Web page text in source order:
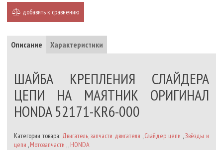
добавить к сравнению
Описание Характеристики
ШАЙБА КРЕПЛЕНИЯ СЛАЙДЕРА
ЦЕПИ НА МАЯТНИК ОРИГИНАЛ
HONDA 52171-KR6-000
Категории товара: Двигатель, запчасти двигателя ,Слайдер цепи ,Звёзды и
цепи ,Мотозапчасти , ,HONDA